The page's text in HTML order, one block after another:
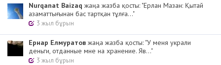
Nurqanat Baizaq жаңа жазба қосты: "Ерлан Мазан: Қытай
азаматтығынан бас тартқан тұлға..."
3 жыл бұрын
Ернар Елмуратов жаңа жазба қосты: "У меня украли
деньги, отданные мне на хранение. Яв..."
3 жыл бұрын